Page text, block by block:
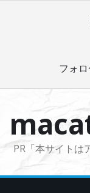
に
フォ
PR「本サイトは